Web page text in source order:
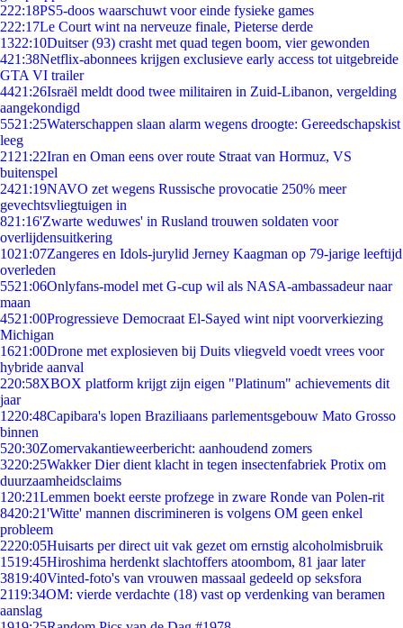
222:18PS5-doos waarschuwt voor einde fysieke games
222:17Le Court wint na nerveuze finale, Pieterse derde
1322:10Duitser (93) crasht met quad tegen boom, vier gewonden
421:38Netflix-abonnees krijgen exclusieve early access tot uitgebreide
GTA VI trailer
4421:26Israël meldt dood twee militairen in Zuid-Libanon, vergelding
aangekondigd
5521:25Waterschappen slaan alarm wegens droogte: Gereedschapskist
leeg
21 21:22Iran en Oman eens over route Straat van Hormuz, VS
buitenspel
2421:19NAVO zet wegens Russische provocatie 250% meer
gevechtsvliegtuigen in
821:16'Zwarte weduwes' in Rusland trouwen soldaten voor
overlijdensuitkering
1021:07Zangeres en Idols-jurylid Jerney Kaagman op 79-jarige leeftijd
overleden
5521:06Onlyfans-model met G-cup wil als NASA-ambassadeur naar
maan
4521:00Progressieve Democraat El-Sayed wint nipt voorverkiezing
Michigan
1621:00Drone met explosieven bij Duits vliegveld voedt vrees voor
hybride aanval
220:58XBOX platform krijgt zijn eigen "Platinum" achievements dit
jaar
1220:48Capibara's lopen Braziliaans parlementsgebouw Mato Grosso
binnen
520:30Zomervakantieweerbericht: aanhoudend zomers
3220:25Wakker Dier dient klacht in tegen insectenfabriek Protix om
duurzaamheidsclaims
1 20:21Lemmen boekt eerste profzege in zware Ronde van Polen-rit
8420:21'Witte' mannen discrimineren is volgens OM geen enkel
probleem
2220:05Huisarts per direct uit vak gezet om ernstig alcoholmisbruik
1519:45Hiroshima herdenkt slachtoffers atoombom, 81 jaar later
3819:40Vinted-foto's van vrouwen massaal gedeeld op seksfora
2119:34OM: vierde verdachte (18) vast op verdenking van beramen
aanslag